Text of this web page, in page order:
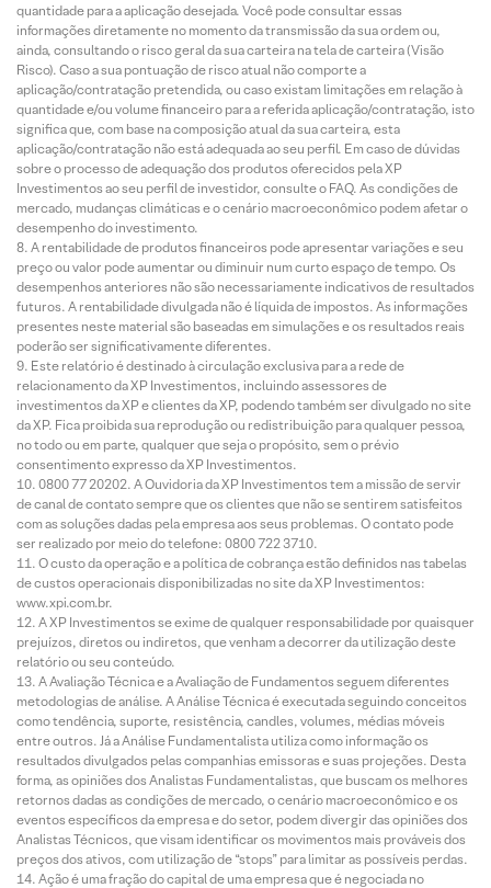
quantidade para a aplicação desejada. Você pode consultar essas
informações diretamente no momento da transmissão da sua ordem ou,
ainda, consultando o risco geral da sua carteira na tela de carteira (Visão
Risco). Caso a sua pontuação de risco atual não comporte a
aplicação/contratação pretendida, ou caso existam limitações em relação à
quantidade e/ou volume financeiro para a referida aplicação/contratação, isto
significa que, com base na composição atual da sua carteira, esta
aplicação/contratação não está adequada ao seu perfil. Em caso de dúvidas
sobre o processo de adequação dos produtos oferecidos pela XP
Investimentos ao seu perfil de investidor, consulte o FAQ. As condições de
mercado, mudanças climáticas e o cenário macroeconômico podem afetar o
desempenho do investimento.
A rentabilidade de produtos financeiros pode apresentar variações e seu
preço ou valor pode aumentar ou diminuir num curto espaço de tempo. Os
desempenhos anteriores não são necessariamente indicativos de resultados
futuros. A rentabilidade divulgada não é líquida de impostos. As informações
presentes neste material são baseadas em simulações e os resultados reais
poderão ser significativamente diferentes.
Este relatório é destinado à circulação exclusiva para a rede de
relacionamento da XP Investimentos, incluindo assessores de
investimentos da XP e clientes da XP, podendo também ser divulgado no site
da XP. Fica proibida sua reprodução ou redistribuição para qualquer pessoa,
no todo ou em parte, qualquer que seja o propósito, sem o prévio
consentimento expresso da XP Investimentos.
0800 77 20202. A Ouvidoria da XP Investimentos tem a missão de servir
de canal de contato sempre que os clientes que não se sentirem satisfeitos
com as soluções dadas pela empresa aos seus problemas. O contato pode
ser realizado por meio do telefone: 0800 722 3710.
O custo da operação e a política de cobrança estão definidos nas tabelas
de custos operacionais disponibilizadas no site da XP Investimentos:
www.xpi.com.br.
A XP Investimentos se exime de qualquer responsabilidade por quaisquer
prejuízos, diretos ou indiretos, que venham a decorrer da utilização deste
relatório ou seu conteúdo.
A Avaliação Técnica e a Avaliação de Fundamentos seguem diferentes
metodologias de análise. A Análise Técnica é executada seguindo conceitos
como tendência, suporte, resistência, candles, volumes, médias móveis
entre outros. Já a Análise Fundamentalista utiliza como informação os
resultados divulgados pelas companhias emissoras e suas projeções. Desta
forma, as opiniões dos Analistas Fundamentalistas, que buscam os melhores
retornos dadas as condições de mercado, o cenário macroeconômico e os
eventos específicos da empresa e do setor, podem divergir das opiniões dos
Analistas Técnicos, que visam identificar os movimentos mais prováveis dos
preços dos ativos, com utilização de “stops” para limitar as possíveis perdas.
Ação é uma fração do capital de uma empresa que é negociada no